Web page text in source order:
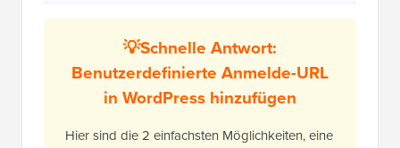
💡Schnelle Antwort:
Benutzerdefinierte Anmelde-URL
in WordPress hinzufügen
Hier sind die 2 einfachsten Möglichkeiten, eine